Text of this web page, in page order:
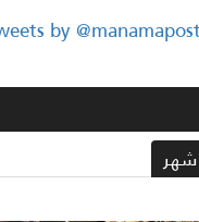
Tweets by
شهر